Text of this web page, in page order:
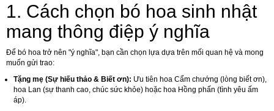
1. Cách chọn bó hoa sinh nhật
mang thông điệp ý nghĩa
Để bó hoa trở nên "ý nghĩa", bạn cần chọn lựa dựa trên mối quan hệ và mong
muốn gửi trao:
Tặng mẹ (Sự hiếu thảo & Biết ơn): Ưu tiên hoa Cẩm chướng (lòng biết ơn),
hoa Lan (sự thanh cao, chúc sức khỏe) hoặc hoa Hồng phấn (tình yêu ấm
áp).